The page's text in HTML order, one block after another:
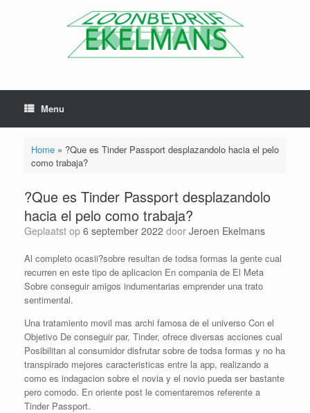
Menu
Home» ?Que es Tinder Passport desplazandolo hacia el pelo
como trabaja?
?Que es Tinder Passport desplazandolo
hacia el pelo como trabaja?
Geplaatst op 6 september 2022 door Jeroen Ekelmans
Al completo ocasii?sobre resultan de todsa formas la gente cual
recurren en este tipo de aplicacion En compania de El Meta
Sobre conseguir amigos indumentarias emprender una trato
sentimental.
Una tratamiento movil mas archi famosa de el universo Con el
Objetivo De conseguir par, Tinder, ofrece diversas acciones cual
Posibilitan al consumidor disfrutar sobre de todsa formas y no ha
transpirado mejores caracteristicas entre la app, realizando a
como es indagacion sobre el novia y el novio pueda ser bastante
pero comodo. En oriente post le comentaremos referente a
Tinder Passport.